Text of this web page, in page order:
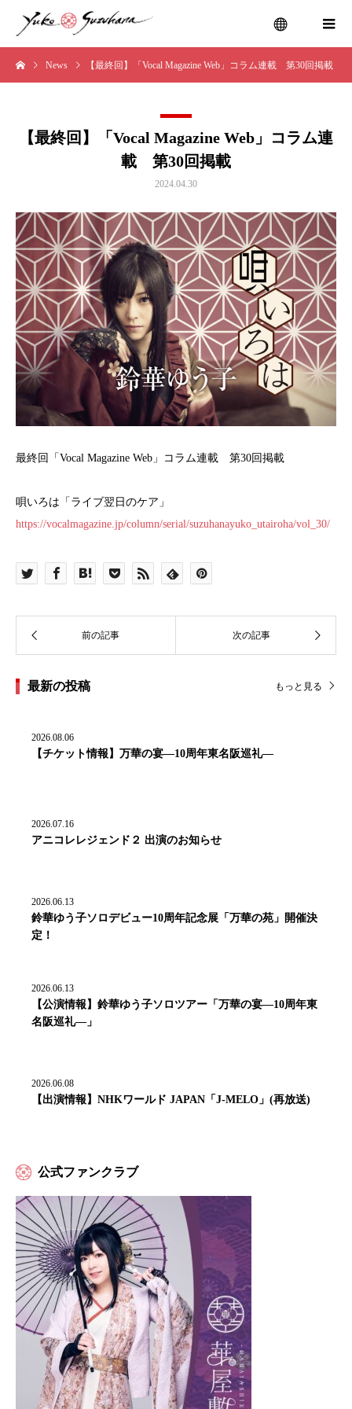
menu
News 【最終回】「Vocal Magazine Web」コラム連載 第30回掲載
【最終回】「Vocal Magazine Web」コラム連
載 第30回掲載
2024.04.30
最終回「Vocal Magazine Web」コラム連載 第30回掲載
唄いろは「ライブ翌日のケア」
https://vocalmagazine.jp/column/serial/suzuhanayuko_utairoha/vol_30/
最新の投稿 もっと見る
2026.08.06
【チケット情報】万華の宴―10周年東名阪巡礼―
2026.07.16
アニコレレジェンド２ 出演のお知らせ
2026.06.13
鈴華ゆう子ソロデビュー10周年記念展「万華の苑」開催決
定！
2026.06.13
【公演情報】鈴華ゆう子ソロツアー「万華の宴―10周年東
名阪巡礼―」
2026.06.08
【出演情報】NHKワールド JAPAN「J-MELO」(再放送)
公式ファンクラブ